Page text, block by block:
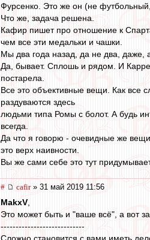
Фурсенко. Это же он (не футбольный,
Что же, задача решена.
Кафир пишет про отношение к
чем все эти медальки и чашки.
Мы два года назад, да не два, даже,
Да, бывает. Сплошь и рядом. И
постарела.
Все это объективные вещи. Как все
раздуваются здесь
людьми типа Ромы с болот. А будь
всегда.
Да что я говорю - очевидные же
это верх наивности.
Вы же сами себе это тут
# cafir» 31 май 2019 11:56
MakxV,
Это может быть и "ваше всё", а вот
----------------------------